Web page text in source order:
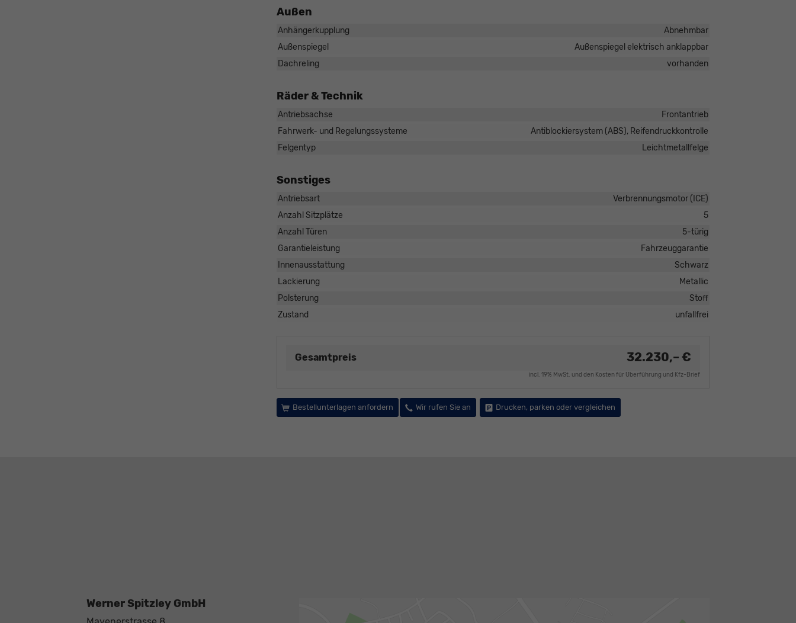
Außen
Anhängerkupplung
Abnehmbar
Außenspiegel
Außenspiegel elektrisch anklappbar
Dachreling
vorhanden
Räder & Technik
Antriebsachse
Frontantrieb
Fahrwerk- und Regelungssysteme
Antiblockiersystem (ABS), Reifendruckkontrolle
Felgentyp
Leichtmetallfelge
Sonstiges
Antriebsart
Verbrennungsmotor (ICE)
Anzahl Sitzplätze
5
Anzahl Türen
5-türig
Garantieleistung
Fahrzeuggarantie
Innenausstattung
Schwarz
Lackierung
Metallic
Polsterung
Stoff
Zustand
unfallfrei
Gesamtpreis 32.230,– €
incl. 19% MwSt. und den Kosten für Überführung und Kfz-Brief
Bestellunterlagen anfordern Wir rufen Sie an Drucken, parken oder vergleichen
Werner Spitzley GmbH